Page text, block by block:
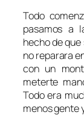
Todo
pasamos a
hecho de
no reparara
con un
meterte
Todo era
menos gente